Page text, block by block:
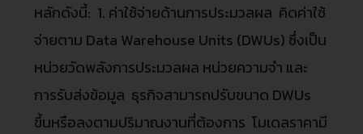
หลักดังนี้: 1. ค่าใช้จ่ายด้านการประมวลผล คิดค่าใช้
จ่ายตาม Data Warehouse Units (DWUs) ซึ่งเป็น
หน่วยวัดพลังการประมวลผล หน่วยความจำ และ
การรับส่งข้อมูล ธุรกิจสามารถปรับขนาด DWUs
ขึ้นหรือลงตามปริมาณงานที่ต้องการ โมเดลราคามี